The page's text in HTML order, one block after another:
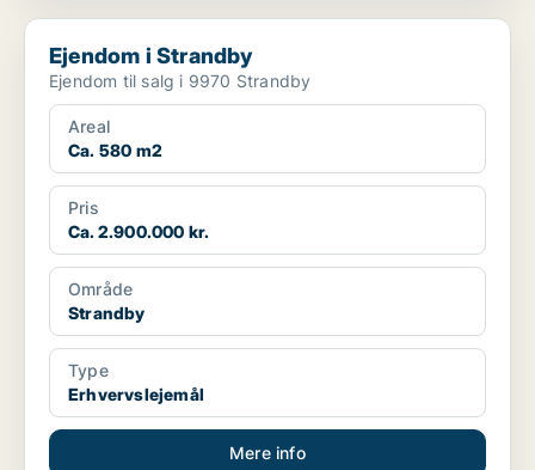
Ejendom i Strandby
Ejendom i Strandby
Ejendom til salg i 9970 Strandby
Areal
Ca. 580 m2
Pris
Ca. 2.900.000 kr.
Område
Strandby
Type
Erhvervslejemål
Mere info